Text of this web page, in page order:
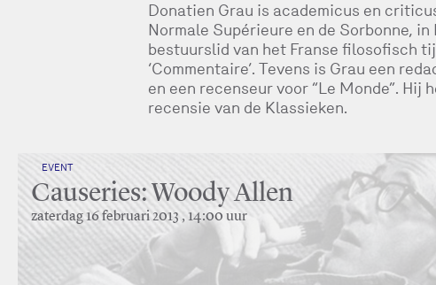
Donatien Grau is academicus en
Normale Supérieure en de Sorbonne,
bestuurslid van het Franse filosofisch
‘Commentaire’. Tevens is Grau een
en een recenseur voor “Le Monde”.
recensie van de Klassieken.
EVENT
Causeries: Woody Allen
zaterdag 16 februari 2013 , 14:00 uur